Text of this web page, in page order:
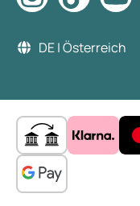
DE | Österreich